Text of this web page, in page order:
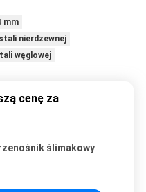
mm
nierdzewnej
węglowej
cenę za
ślimakowy